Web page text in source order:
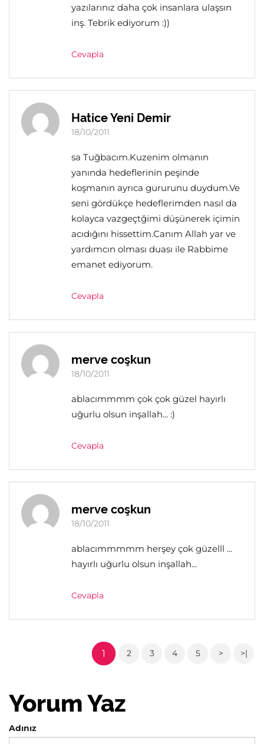
yazılarınız daha çok insanlara ulaşsın
inş. Tebrik ediyorum :))
Cevapla
Hatice Yeni Demir
18/10/2011
sa Tuğbacım.Kuzenim olmanın
yanında hedeflerinin peşinde
koşmanın ayrıca gururunu duydum.Ve
seni gördükçe hedeflerimden nasıl da
kolayca vazgeçtğimi düşünerek içimin
acıdığını hissettim.Canım Allah yar ve
yardımcın olması duası ile Rabbime
emanet ediyorum.
Cevapla
merve coşkun
18/10/2011
ablacımmmm çok çok güzel hayırlı
uğurlu olsun inşallah... :)
Cevapla
merve coşkun
18/10/2011
ablacımmmmm herşey çok güzelll ...
hayırlı uğurlu olsun inşallah...
Cevapla
1 2 3 4 5 > >|
Yorum Yaz
Adınız